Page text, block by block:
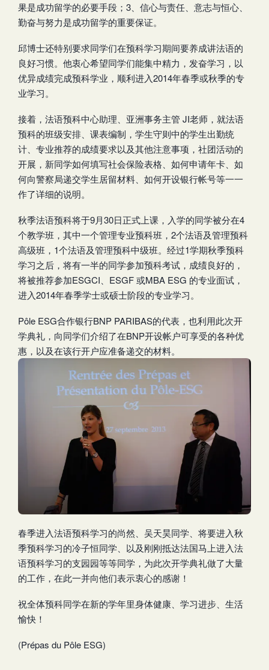
果是成功留学的必要手段；3、信心与责任、意志与恒心、
勤奋与努力是成功留学的重要保证。
邱博士还特别要求同学们在预科学习期间要养成讲法语的
良好习惯。他衷心希望同学们能集中精力，发奋学习，以
优异成绩完成预科学业，顺利进入2014年春季或秋季的专
业学习。
接着，法语预科中心助理、亚洲事务主管 JI老师，就法语
预科的班级安排、课表编制，学生守则中的学生出勤统
计、专业推荐的成绩要求以及其他注意事项，社团活动的
开展，新同学如何填写社会保险表格、如何申请年卡、如
何向警察局递交学生居留材料、如何开设银行帐号等一一
作了详细的说明。
秋季法语预科将于9月30日正式上课，入学的同学被分在4
个教学班，其中一个管理专业预科班，2个法语及管理预科
高级班，1个法语及管理预科中级班。经过1学期秋季预科
学习之后，将有一半的同学参加预科考试，成绩良好的，
将被推荐参加ESGCI、ESGF 或MBA ESG 的专业面试，
进入2014年春季学士或硕士阶段的专业学习。
Pôle ESG合作银行BNP PARIBAS的代表，也利用此次开
学典礼，向同学们介绍了在BNP开设帐户可享受的各种优
惠，以及在该行开户应准备递交的材料。
春季进入法语预科学习的尚然、吴天昊同学、将要进入秋
季预科学习的冷子恒同学、以及刚刚抵达法国马上进入法
语预科学习的支园园等等同学，为此次开学典礼做了大量
的工作，在此一并向他们表示衷心的感谢！
祝全体预科同学在新的学年里身体健康、学习进步、生活
愉快！
(Prépas du Pôle ESG)